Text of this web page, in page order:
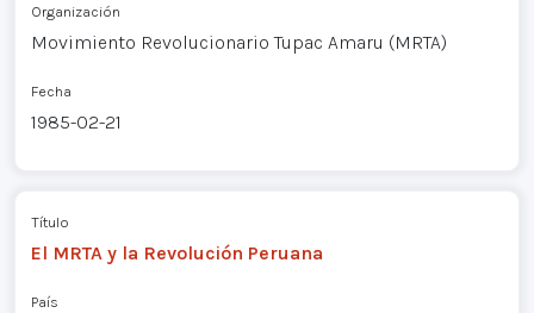
Organización
Movimiento Revolucionario Tupac Amaru (MRTA)
Fecha
1985-02-21
Título
El MRTA y la Revolución Peruana
País